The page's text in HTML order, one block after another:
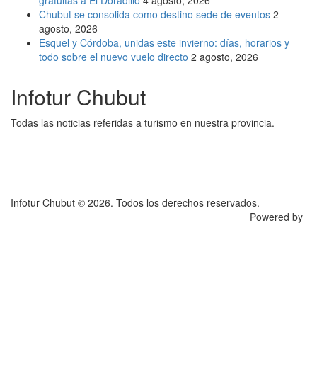
Chubut se consolida como destino sede de eventos 2
agosto, 2026
Esquel y Córdoba, unidas este invierno: días, horarios y
todo sobre el nuevo vuelo directo 2 agosto, 2026
Infotur Chubut
Todas las noticias referidas a turismo en nuestra provincia.
Infotur Chubut © 2026. Todos los derechos reservados.
Powered by